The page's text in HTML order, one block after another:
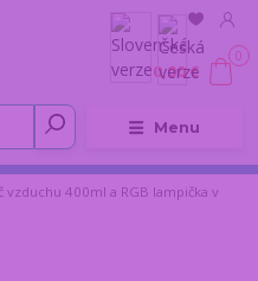
Menu
0
0,00 €
vzduchu 400ml a RGB lampička v